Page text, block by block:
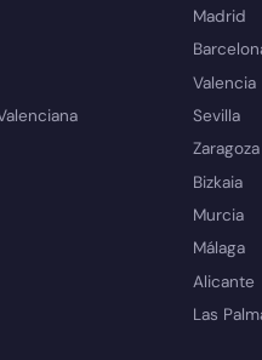
Madrid
Valencia
Sevilla
Zaragoza
Bizkaia
Murcia
Málaga
Alicante
Las